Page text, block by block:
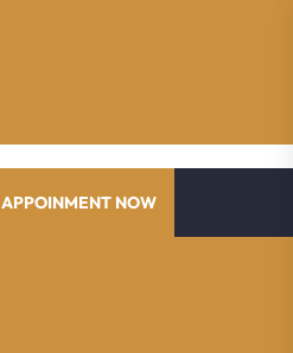
APPOINMENT NOW